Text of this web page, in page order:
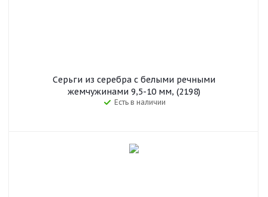
Серьги из серебра с белыми речными
жемчужинами 9,5-10 мм, (2198)
Есть в наличии